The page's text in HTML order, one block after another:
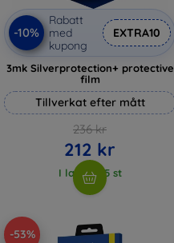
-10%
Rabatt
med
kupong
EXTRA10
3mk Silverprotection+ protective
film
Tillverkat efter mått
236 kr
212 kr
I lager > 5 st
-53%